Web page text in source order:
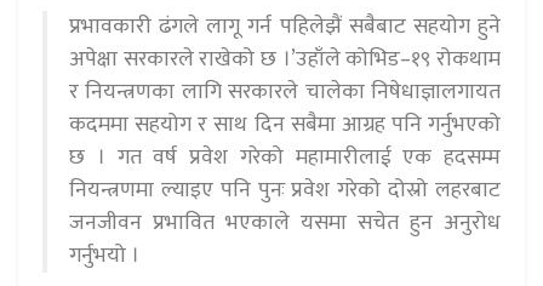
प्रभावकारी ढंगले लागू गर्न पहिलेझैं सबैबाट सहयोग हुने
अपेक्षा सरकारले राखेको छ ।’उहाँले कोभिड–१९ रोकथाम
र नियन्त्रणका लागि सरकारले चालेका निषेधाज्ञालगायत
कदममा सहयोग र साथ दिन सबैमा आग्रह पनि गर्नुभएको
छ । गत वर्ष प्रवेश गरेको महामारीलाई एक हदसम्म
नियन्त्रणमा ल्याइए पनि पुनः प्रवेश गरेको दोस्रो लहरबाट
जनजीवन प्रभावित भएकाले यसमा सचेत हुन अनुरोध
गर्नुभयो ।